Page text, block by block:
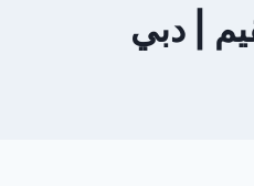
| دبي